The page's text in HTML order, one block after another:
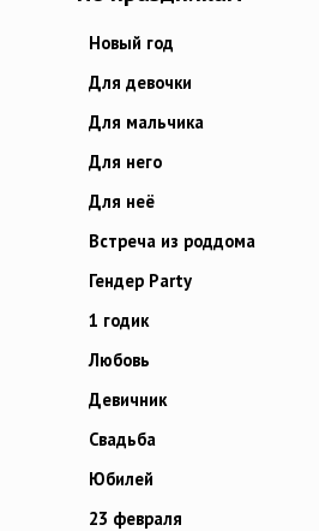
Новый год
Для девочки
Для мальчика
Для него
Для неё
Встреча из роддома
Гендер Party
1 годик
Любовь
Девичник
Свадьба
Юбилей
23 февраля